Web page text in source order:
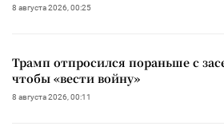
8 августа 2026, 00:25
Трамп отпросился пораньше с
чтобы «вести войну»
8 августа 2026, 00:11